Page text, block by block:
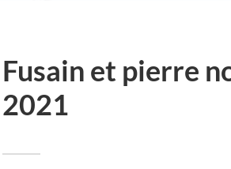
Fusain et pierre
2021